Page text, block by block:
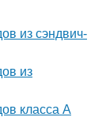
из сэндвич-
из
класса А